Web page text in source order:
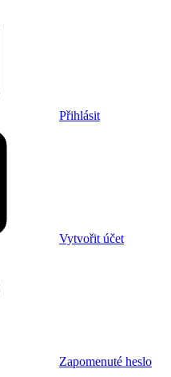
Přihlásit
Vytvořit účet
Zapomenuté heslo